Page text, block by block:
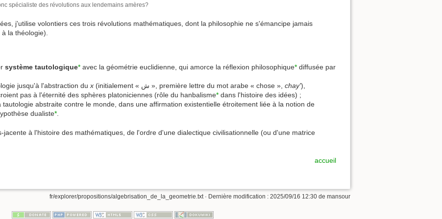
spécialiste des révolutions aux lendemains amères?
j'utilise volontiers ces trois révolutions mathématiques, dont la philosophie ne s'émancipe jamais
la théologie).
système tautologique* avec la géométrie euclidienne, qui amorce la réflexion philosophique* diffusée par
jusqu'à l'abstraction dux (initialement « ش », première lettre du mot arabe « chose », chay'),
pas à l'éternité des sphères platoniciennes (rôle du hanbalisme* dans l'histoire des idées) ;
tautologie abstraite contre le monde, dans une affirmation existentielle étroitement liée à la notion de
dualiste*.
jacente à l'histoire des mathématiques, de l'ordre d'une dialectique civilisationnelle (ou d'une matrice
accueil
fr/explorer/propositions/algebrisation_de_la_geometrie.txt· Dernière modification : 2025/09/16 12:30 de mansour